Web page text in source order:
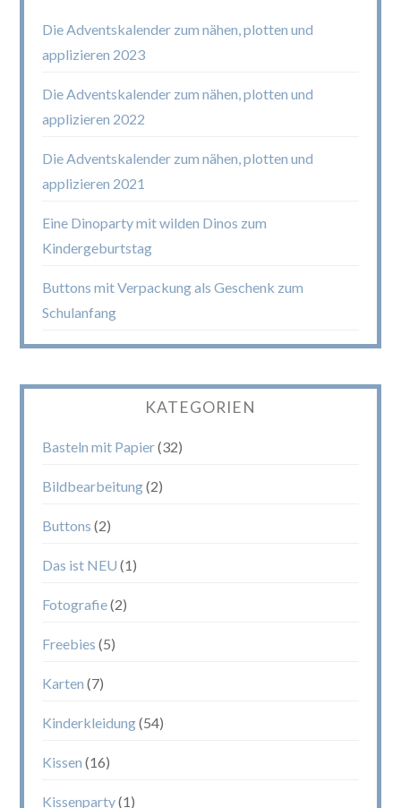
Die Adventskalender zum nähen, plotten und
applizieren 2023
Die Adventskalender zum nähen, plotten und
applizieren 2022
Die Adventskalender zum nähen, plotten und
applizieren 2021
Eine Dinoparty mit wilden Dinos zum
Kindergeburtstag
Buttons mit Verpackung als Geschenk zum
Schulanfang
KATEGORIEN
Basteln mit Papier(32)
Bildbearbeitung(2)
Buttons (2)
Das ist NEU (1)
Fotografie(2)
Freebies (5)
Karten (7)
Kinderkleidung(54)
Kissen (16)
Kissenparty(1)